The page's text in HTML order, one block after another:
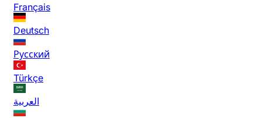
Français
Deutsch
Русский
Türkçe
العربية